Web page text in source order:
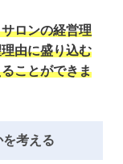
ロンの経営理
由に盛り込む
ことができま
考える